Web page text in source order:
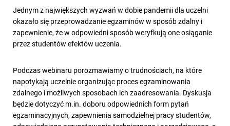
Jednym z największych wyzwań w dobie pandemii dla uczelni
okazało się przeprowadzanie egzaminów w sposób zdalny i
zapewnienie, że w odpowiedni sposób weryfkują one osiąganie
przez studentów efektów uczenia.
Podczas webinaru porozmawiamy o trudnościach, na które
napotykają uczelnie organizując proces egzaminowania
zdalnego i możliwych sposobach ich zaadresowania. Dyskusja
będzie dotyczyć m.in. doboru odpowiednich form pytań
egzaminacyjnych, zapewnienia samodzielnej pracy studentów,